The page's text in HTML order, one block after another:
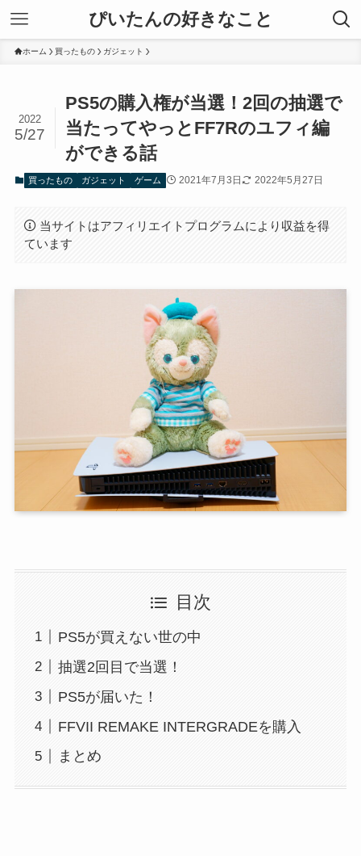
ぴいたんの好きなこと
ホーム 買ったもの ガジェット
PS5の購入権が当選！2回の抽選で
当たってやっとFF7Rのユフィ編
ができる話
2022
5/27
買ったもの ガジェット ゲーム 2021年7月3日 2022年5月27日
当サイトはアフィリエイトプログラムにより収益を得
ています
目次
PS5が買えない世の中
抽選2回目で当選！
PS5が届いた！
FFVII REMAKE INTERGRADEを購入
まとめ